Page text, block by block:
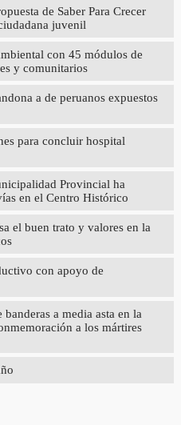
de Saber Para Crecer
juvenil
con 45 módulos de
y comunitarios
a de peruanos expuestos
para concluir hospital
Provincial ha
en el Centro Histórico
el buen trato y valores en la
con apoyo de
a media asta en la
a los mártires